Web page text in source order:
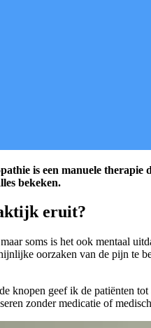
is een manuele
bekeken.
eruit?
soms is het ook mentaal
oorzaken van de pijn
knopen geef ik de patiënten
zonder medicatie of